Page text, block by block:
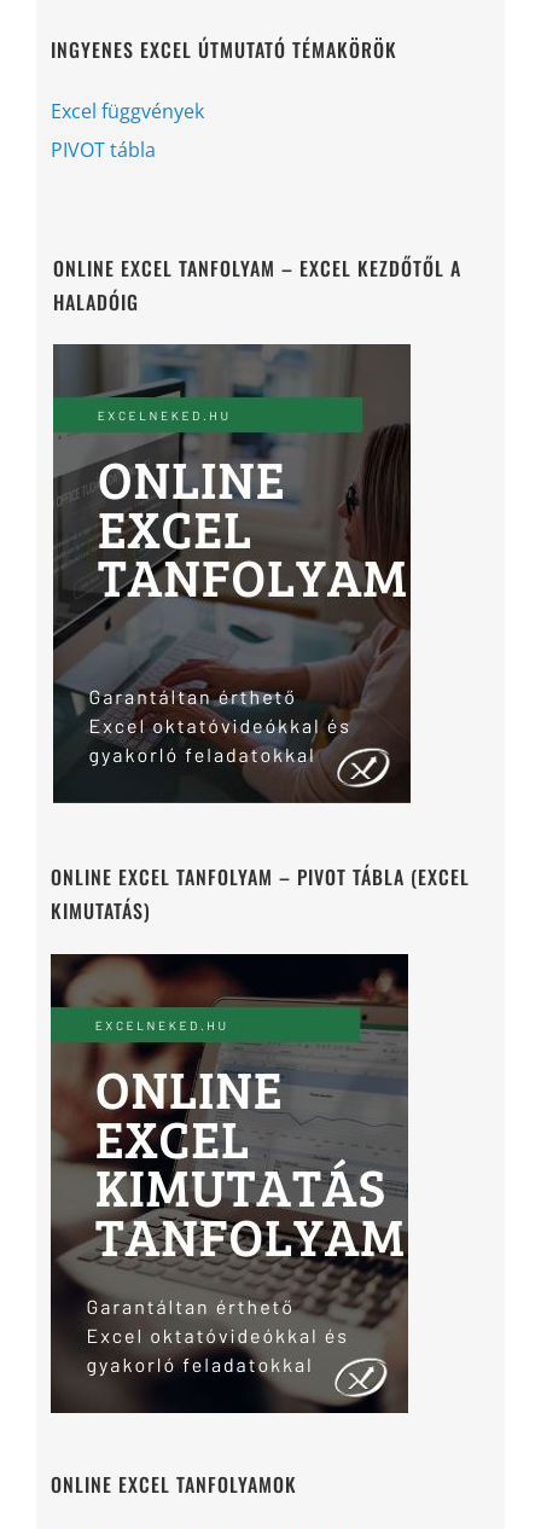
INGYENES EXCEL ÚTMUTATÓ TÉMAKÖRÖK
Excel függvények
PIVOT tábla
ONLINE EXCEL TANFOLYAM – EXCEL KEZDŐTŐL A
HALADÓIG
ONLINE EXCEL TANFOLYAM – PIVOT TÁBLA (EXCEL
KIMUTATÁS)
ONLINE EXCEL TANFOLYAMOK